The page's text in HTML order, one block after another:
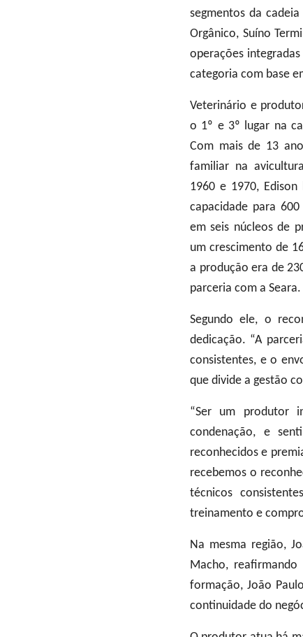
segmentos da
Orgânico, Suíno
operações
categoria com base
Veterinário e
o 1º e 3º lugar na
Com mais de 13
familiar na
1960 e 1970,
capacidade para
em seis núcleos de
um crescimento de
a produção era de
parceria com a Seara.
Segundo ele, o
dedicação. “A
consistentes, e o
que divide a gestão
“Ser um produtor
condenação, e
reconhecidos e
recebemos o
técnicos
treinamento e
Na mesma região,
Macho,
formação, João
continuidade do